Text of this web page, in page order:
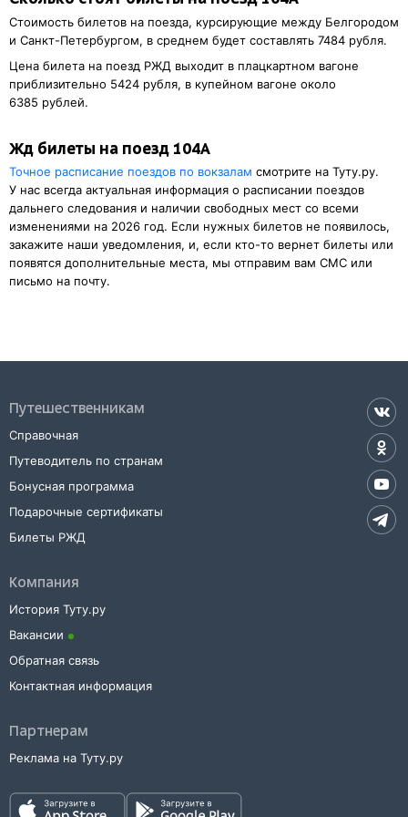
Стоимость билетов на поезда, курсирующие между Белгородом
и Санкт-Петербургом, в среднем будет составлять 7484 рубля.
Цена билета на поезд РЖД выходит в плацкартном вагоне
приблизительно 5424 рубля, в купейном вагоне около
6385 рублей.
Жд билеты на поезд 104А
Точное расписание поездов по вокзалам смотрите на Туту.ру.
У нас всегда актуальная информация о расписании поездов
дальнего следования и наличии свободных мест со всеми
изменениями на 2026 год. Если нужных билетов не появилось,
закажите наши уведомления, и, если кто-то вернет билеты или
появятся дополнительные места, мы отправим вам СМС или
письмо на почту.
Путешественникам
Справочная
Путеводитель по странам
Бонусная программа
Подарочные сертификаты
Билеты РЖД
Компания
История Туту.ру
Вакансии
Обратная связь
Контактная информация
Партнерам
Реклама на Туту.ру